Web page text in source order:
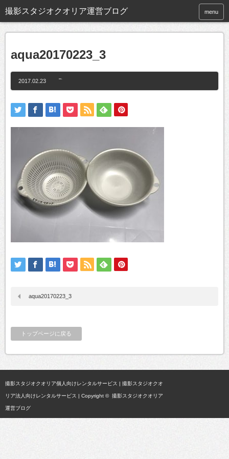
撮影スタジオクオリア運営ブログ menu
aqua20170223_3
2017.02.23
aqua20170223_3
トップページに戻る
撮影スタジオクオリア個人向けレンタルサービス | 撮影スタジオクオ
リア法人向けレンタルサービス | Copyright © 撮影スタジオクオリア
運営ブログ